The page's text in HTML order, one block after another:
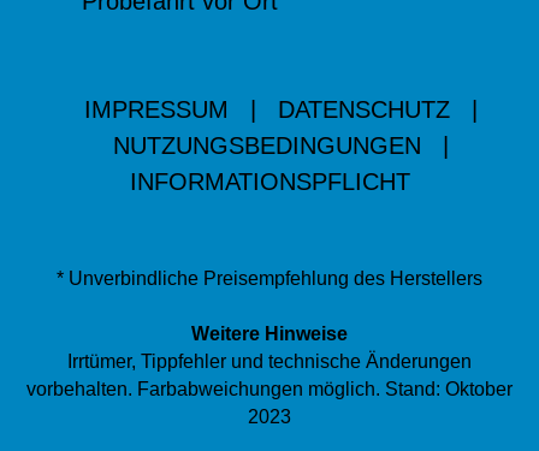
IMPRESSUM DATENSCHUTZ
NUTZUNGSBEDINGUNGEN
INFORMATIONSPFLICHT
* Unverbindliche Preisempfehlung des Herstellers
Weitere Hinweise
Irrtümer, Tippfehler und technische Änderungen
vorbehalten. Farbabweichungen möglich. Stand: Oktober
2023